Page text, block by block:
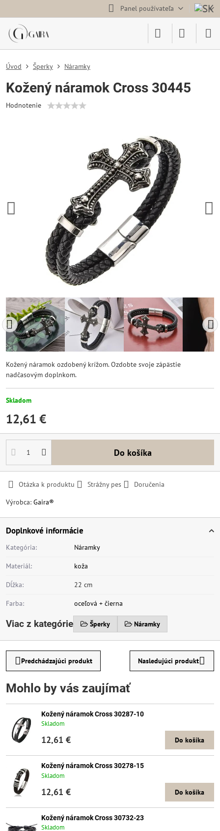
Panel používateľa
Úvod Šperky Náramky
Kožený náramok Cross 30445
Hodnotenie
Kožený náramok ozdobený krížom. Ozdobte svoje zápästie
nadčasovým doplnkom.
Skladom
12,61 €
Do košíka
Otázka k produktu Strážny pes
Doručenia
Výrobca: Gaira®
Doplnkové informácie
Kategória: Náramky
Materiál: koža
Dĺžka: 22 cm
Farba: oceľová + čierna
Viac z kategórie Šperky Náramky
Predchádzajúci produkt Nasledujúci produkt
Mohlo by vás zaujímať
Kožený náramok Cross 30287-10
Skladom
12,61 € Do košíka
Kožený náramok Cross 30278-15
Skladom
12,61 € Do košíka
Kožený náramok Cross 30732-23
Skladom